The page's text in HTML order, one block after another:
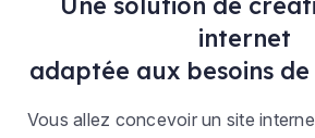
internet
adaptée aux besoins
Vous allez concevoir un site